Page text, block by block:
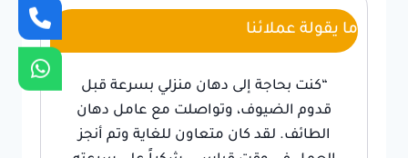
ما يقولة عملائنا
“كنت بحاجة إلى دهان منزلي بسرعة قبل
قدوم الضيوف، وتواصلت مع عامل دهان
الطائف. لقد كان متعاون للغاية وتم أنجز